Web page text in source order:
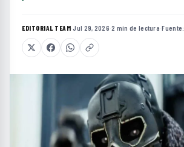
EDITORIAL TEAM·Jul 29, 2026·2 min de lectura·Fuente: